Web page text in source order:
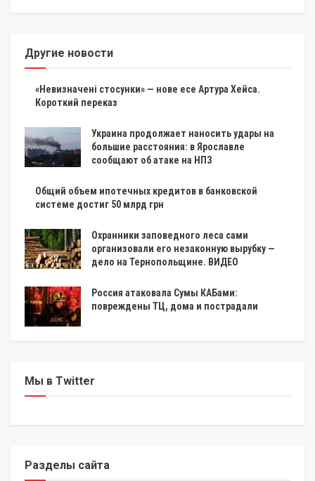
Другие новости
«Невизначені стосунки» — нове есе Артура Хейса.
Короткий переказ
Украина продолжает наносить удары на
большие расстояния: в Ярославле
сообщают об атаке на НПЗ
Общий объем ипотечных кредитов в банковской
системе достиг 50 млрд грн
Охранники заповедного леса сами
организовали его незаконную вырубку —
дело на Тернопольщине. ВИДЕО
Россия атаковала Сумы КАБами:
повреждены ТЦ, дома и пострадали
Мы в Twitter
Разделы сайта